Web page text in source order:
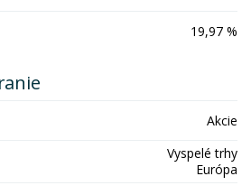
19,97 %
Akcie
Vyspelé trhy
Európa